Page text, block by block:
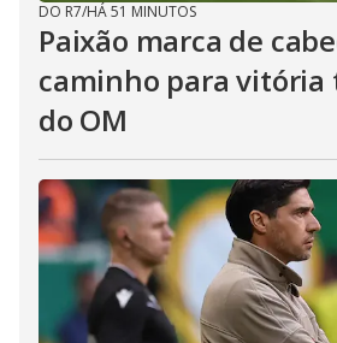
DO R7/HÁ 51 MINUTOS
Paixão marca de
caminho para
do OM